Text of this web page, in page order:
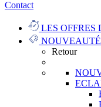
Contact
LES OFFRES
Retour